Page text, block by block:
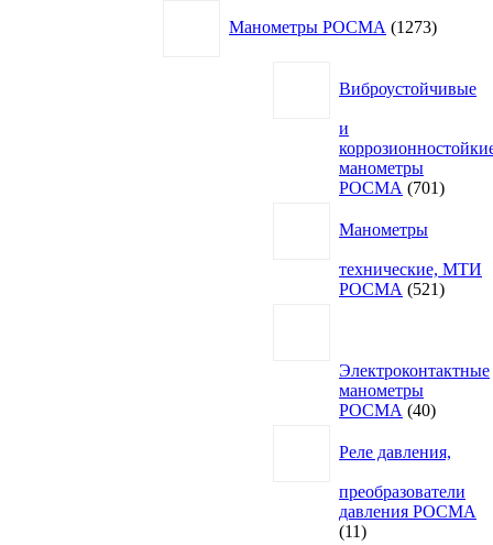
Манометры РОСМА
1273товара
Виброустойчивые
и
манометры
РОСМА
701701
Манометры
технические, МТИ
РОСМА
521521
Электроконтактные
манометры
РОСМА
4040
Реле давления,
преобразователи
давления РОСМА
1111